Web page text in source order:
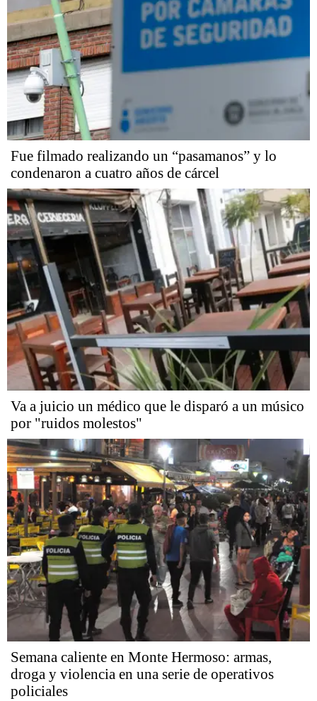
Fue filmado realizando un “pasamanos” y lo
condenaron a cuatro años de cárcel
Va a juicio un médico que le disparó a un músico
por "ruidos molestos"
Semana caliente en Monte Hermoso: armas,
droga y violencia en una serie de operativos
policiales